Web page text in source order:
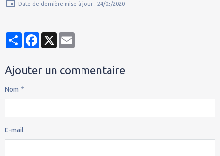
Date de dernière mise à jour : 24/03/2020
PartagerFacebook
X
Ajouter un commentaire
Nom
E-mail